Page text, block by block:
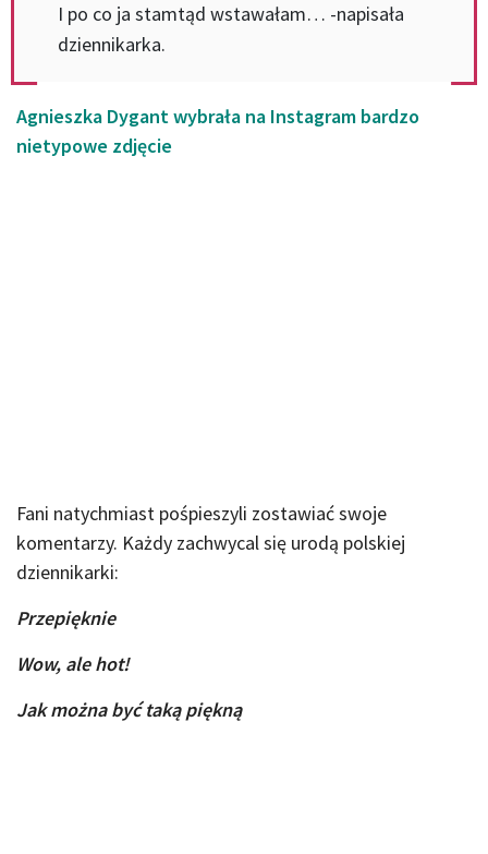
I po co ja stamtąd wstawałam… -napisała
dziennikarka.
Agnieszka Dygant wybrała na Instagram bardzo
nietypowe zdjęcie
Fani natychmiast pośpieszyli zostawiać swoje
komentarzy. Każdy zachwycal się urodą polskiej
dziennikarki:
Przepięknie
Wow, ale hot!
Jak można być taką piękną